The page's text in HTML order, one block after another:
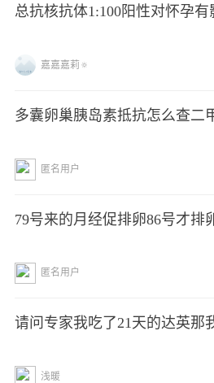
总抗核抗体1:100阳性对怀孕
嘉嘉嘉莉🔅
多囊卵巢胰岛素抵抗怎么查二
匿名用户
79号来的月经促排卵86号才排
匿名用户
请问专家我吃了21天的达英那
浅暖